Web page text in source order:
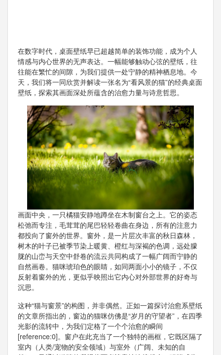
在数字时代，桌面壁纸早已超越简单的装饰功能，成为个人
情感与内心世界的无声表达。一幅能够触动心弦的壁纸，往
往能在繁忙的间隙，为我们提供一处宁静的精神栖息地。今
天，我们将一同欣赏并解读一张名为“看风景的猫”的经典桌面
壁纸，探索其画面深处所蕴含的治愈力量与诗意哲思。
画面中央，一只橘猫安静地蹲坐在木制窗台之上。它的姿态
松弛而专注，毛茸茸的尾巴轻轻卷曲在身边，所有的注意力
都投向了窗外的世界。窗外，是一片层次丰富的秋日森林，
树木的叶子已被季节染上暖黄、橙红与深褐的色调，远处朦
胧的山峦与天空中舒卷的流云共同构成了一幅广阔而宁静的
自然画卷。猫咪琥珀色的眼睛，如同两面小小的镜子，不仅
反射着窗外的光，更似乎映照出它内心对外部世界的好奇与
沉思。
这种“猫与窗景”的构图，并非偶然。正如一篇探讨治愈系壁纸
的文章所指出的，窗边的猫咪仿佛是“岁月的守望者”，在四季
光影的流转中，为我们定格了一个个治愈的瞬间
[reference:0]。窗户在此充当了一个独特的画框，它既区隔了
室内（人类/宠物的安全领域）与室外（广阔、未知的自